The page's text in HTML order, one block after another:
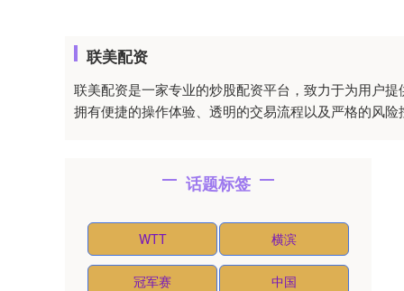
联美配资
联美配资是一家专业的炒股配资平台，致力于为用户
拥有便捷的操作体验、透明的交易流程以及严格的风
话题标签
WTT 横滨
冠军赛 中国